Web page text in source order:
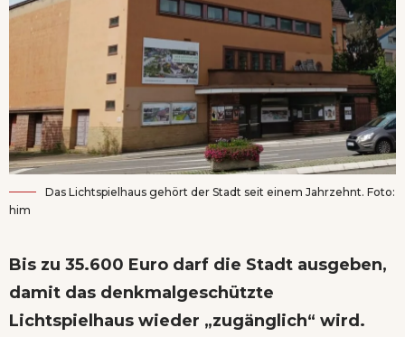
Das Lichtspielhaus gehört der Stadt seit einem Jahrzehnt. Foto:
him
Bis zu 35.600 Euro darf die Stadt ausgeben,
damit das denkmalgeschützte
Lichtspielhaus wieder „zugänglich“ wird.